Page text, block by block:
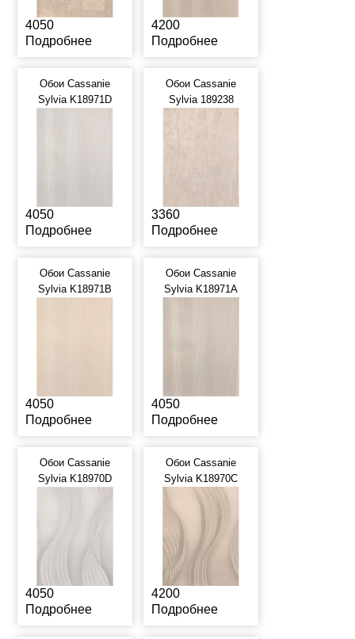
4050
Подробнее
4200
Подробнее
Обои Cassanie
Sylvia K18971D
4050
Подробнее
Обои Cassanie
Sylvia 189238
3360
Подробнее
Обои Cassanie
Sylvia K18971B
4050
Подробнее
Обои Cassanie
Sylvia K18971A
4050
Подробнее
Обои Cassanie
Sylvia K18970D
4050
Подробнее
Обои Cassanie
Sylvia K18970C
4200
Подробнее